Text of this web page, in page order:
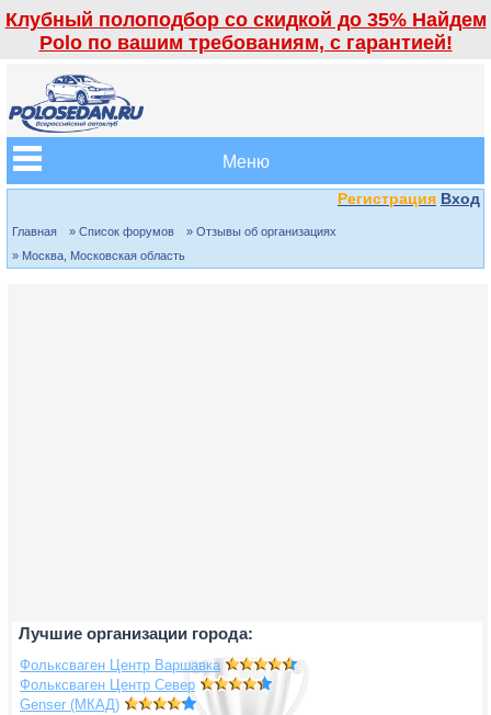
Клубный полоподбор со скидкой до 35% Найдем
Polo по вашим требованиям, с гарантией!
Меню
Регистрация Вход
Главная » Список форумов
» Отзывы об организациях
» Москва, Московская область
Лучшие организации города:
Фольксваген Центр Варшавка
Фольксваген Центр Север
Genser (МКАД)